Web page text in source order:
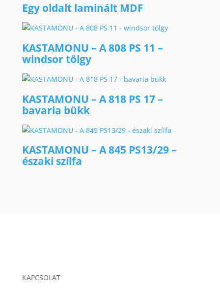
Egy oldalt laminált MDF
KASTAMONU – A 808 PS 11 –
windsor tölgy
KASTAMONU – A 818 PS 17 –
bavaria bükk
KASTAMONU – A 845 PS13/29 –
északi szílfa
KAPCSOLAT